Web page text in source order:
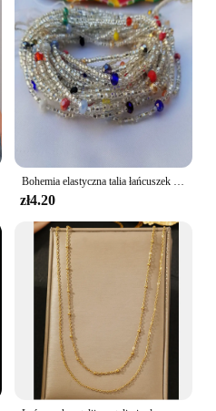
Bohemia elastyczna talia łańcuszek na brzuch afrykański łańcuszek na brzuch łańcuszek na talię koraliki łańcuszek kobiety dziewczęta ciało lato biżuteria Boho akcesoria
zł4.20